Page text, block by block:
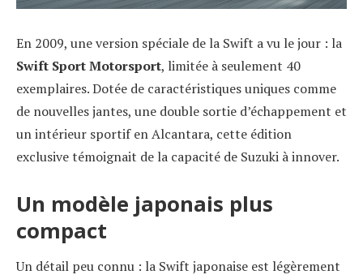
En 2009, une version spéciale de la Swift a vu le jour : la
Swift Sport Motorsport, limitée à seulement 40
exemplaires. Dotée de caractéristiques uniques comme
de nouvelles jantes, une double sortie d’échappement et
un intérieur sportif en Alcantara, cette édition
exclusive témoignait de la capacité de Suzuki à innover.
Un modèle japonais plus
compact
Un détail peu connu : la Swift japonaise est légèrement